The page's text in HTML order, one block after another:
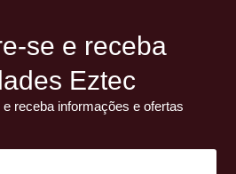
se e receba
Eztec
receba informações e ofertas